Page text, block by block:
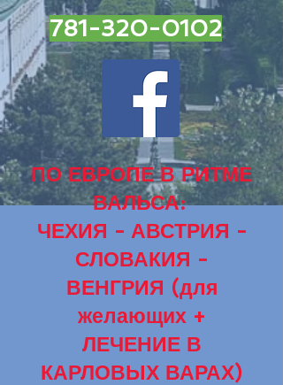
781-320-0102
ПО ЕВРОПЕ В РИТМЕ
ВАЛЬСА:
ЧЕХИЯ - АВСТРИЯ -
СЛОВАКИЯ -
ВЕНГРИЯ (для
желающих +
ЛЕЧЕНИЕ В
КАРЛОВЫХ ВАРАХ)